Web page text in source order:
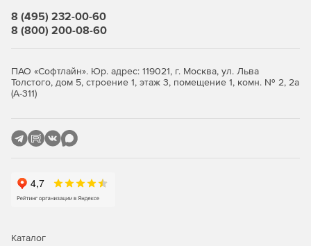
Поддержка различных топологий, в том числе: точка-
Возможность построения нескольких эшелонов
включая:
8 (495) 232-00-60
8 (800) 200-08-60
ПАО «Софтлайн». Юр. адрес: 119021, г. Москва, ул. Льва
Толстого, дом 5, строение 1, этаж 3, помещение 1, комн. № 2, 2а
(А-311)
Каталог